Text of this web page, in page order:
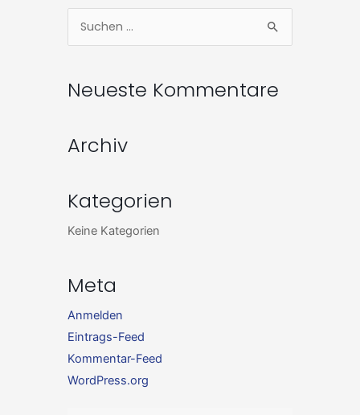
Suchen
nach:
Neueste Kommentare
Archiv
Kategorien
Keine Kategorien
Meta
Anmelden
Eintrags-Feed
Kommentar-Feed
WordPress.org